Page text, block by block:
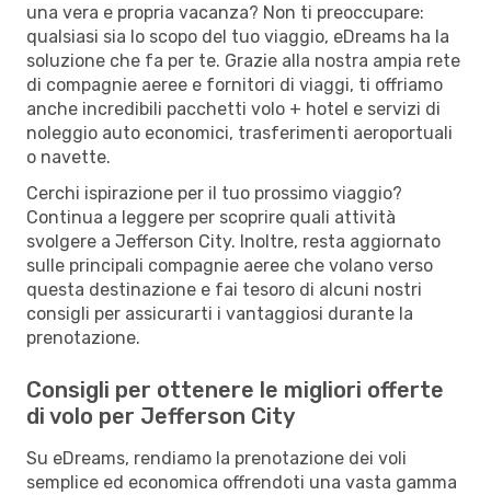
una vera e propria vacanza? Non ti preoccupare:
qualsiasi sia lo scopo del tuo viaggio, eDreams ha la
soluzione che fa per te. Grazie alla nostra ampia rete
di compagnie aeree e fornitori di viaggi, ti offriamo
anche incredibili pacchetti volo + hotel e servizi di
noleggio auto economici, trasferimenti aeroportuali
o navette.
Cerchi ispirazione per il tuo prossimo viaggio?
Continua a leggere per scoprire quali attività
svolgere a Jefferson City. Inoltre, resta aggiornato
sulle principali compagnie aeree che volano verso
questa destinazione e fai tesoro di alcuni nostri
consigli per assicurarti i vantaggiosi durante la
prenotazione.
Consigli per ottenere le migliori offerte
di volo per Jefferson City
Su eDreams, rendiamo la prenotazione dei voli
semplice ed economica offrendoti una vasta gamma